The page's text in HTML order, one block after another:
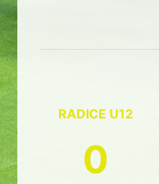
RADICE U12
0